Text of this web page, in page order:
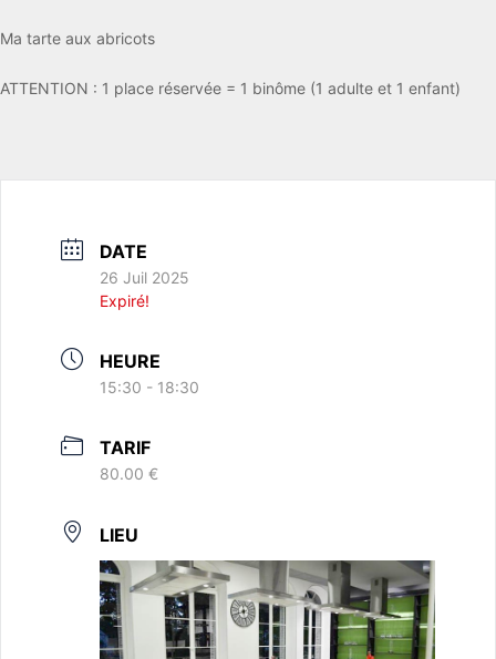
Ma tarte aux abricots
ATTENTION : 1 place réservée = 1 binôme (1 adulte et 1 enfant)
DATE
26 Juil 2025
Expiré!
HEURE
15:30 - 18:30
TARIF
80.00 €
LIEU